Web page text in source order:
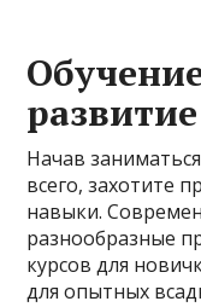
развитие
Начав
всего, захотите
навыки.
разнообразные
курсов для
для опытных